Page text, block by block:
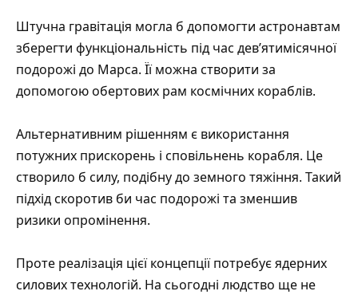
Штучна гравітація могла б допомогти астронавтам
зберегти функціональність під час дев’ятимісячної
подорожі до Марса. Її можна створити за
допомогою обертових рам космічних кораблів.
Альтернативним рішенням є використання
потужних прискорень і сповільнень корабля. Це
створило б силу, подібну до земного тяжіння. Такий
підхід скоротив би час подорожі та зменшив
ризики опромінення.
Проте реалізація цієї концепції потребує ядерних
силових технологій. На сьогодні людство ще не